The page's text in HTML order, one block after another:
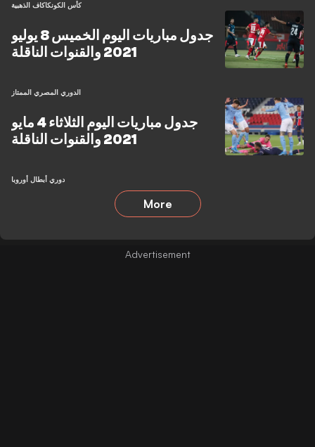
كأس الكونكاكاف الذهبية
جدول مباريات اليوم الخميس 8 يوليو
2021 والقنوات الناقلة
الدوري المصري الممتاز
جدول مباريات اليوم الثلاثاء 4 مايو
2021 والقنوات الناقلة
دوري أبطال أوروبا
More